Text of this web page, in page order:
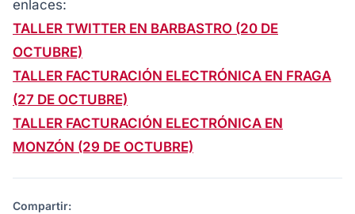
enlaces:
TALLER TWITTER EN BARBASTRO (20 DE
OCTUBRE)
TALLER FACTURACIÓN ELECTRÓNICA EN FRAGA
(27 DE OCTUBRE)
TALLER FACTURACIÓN ELECTRÓNICA EN
MONZÓN (29 DE OCTUBRE)
Compartir: